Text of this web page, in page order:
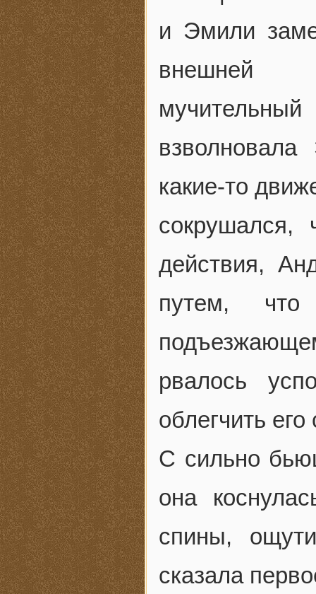
и Эмили
внешней
какие-то
сокрушался,
действия,
путем,
рвалось
облегчить
С сильно
она
спины,
сказала